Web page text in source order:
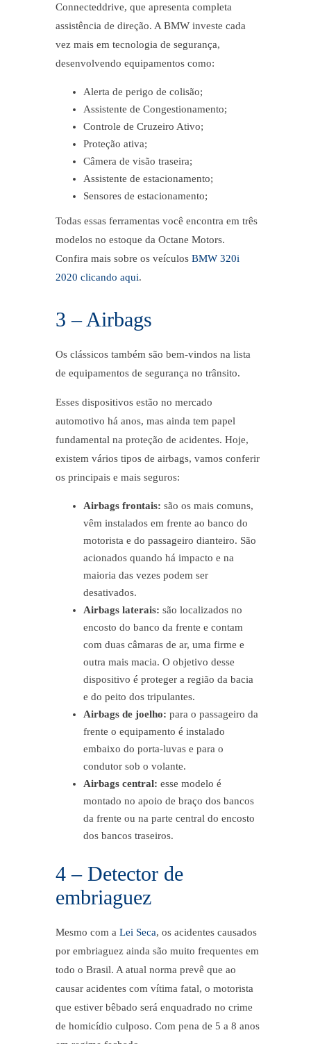
Connecteddrive, que apresenta completa
assistência de direção. A BMW investe cada
vez mais em tecnologia de segurança,
desenvolvendo equipamentos como:
Alerta de perigo de colisão;
Assistente de Congestionamento;
Controle de Cruzeiro Ativo;
Proteção ativa;
Câmera de visão traseira;
Assistente de estacionamento;
Sensores de estacionamento;
Todas essas ferramentas você encontra em três
modelos no estoque da Octane Motors.
Confira mais sobre os veículos BMW 320i
2020 clicando aqui.
3 – Airbags
Os clássicos também são bem-vindos na lista
de equipamentos de segurança no trânsito.
Esses dispositivos estão no mercado
automotivo há anos, mas ainda tem papel
fundamental na proteção de acidentes. Hoje,
existem vários tipos de airbags, vamos conferir
os principais e mais seguros:
Airbags frontais: são os mais comuns,
vêm instalados em frente ao banco do
motorista e do passageiro dianteiro. São
acionados quando há impacto e na
maioria das vezes podem ser
desativados.
Airbags laterais: são localizados no
encosto do banco da frente e contam
com duas câmaras de ar, uma firme e
outra mais macia. O objetivo desse
dispositivo é proteger a região da bacia
e do peito dos tripulantes.
Airbags de joelho: para o passageiro da
frente o equipamento é instalado
embaixo do porta-luvas e para o
condutor sob o volante.
Airbags central: esse modelo é
montado no apoio de braço dos bancos
da frente ou na parte central do encosto
dos bancos traseiros.
4 – Detector de
embriaguez
Mesmo com a Lei Seca, os acidentes causados
por embriaguez ainda são muito frequentes em
todo o Brasil. A atual norma prevê que ao
causar acidentes com vítima fatal, o motorista
que estiver bêbado será enquadrado no crime
de homicídio culposo. Com pena de 5 a 8 anos